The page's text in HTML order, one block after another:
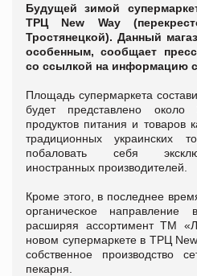
Будущей зимой
ТРЦ New Way
Тростянецкой). Данный
особенным, сообщает
со ссылкой на информацию
Площадь супермаркета
будет представлено
продуктов питания и товаров
традиционных украинских
побаловать себя
иностранных производителей.
Кроме этого, в последнее
органическое направление
расширяя ассортимент ТМ
новом супермаркете в ТРЦ
собственное производство
пекарня.